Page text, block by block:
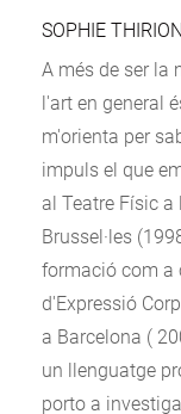
SOPHIE
A més de ser la
l'art en general
m'orienta per
impuls el que
al Teatre Físic a
Brussel·les
formació com a
d'Expressió
a Barcelona (
un llenguatge
porto a